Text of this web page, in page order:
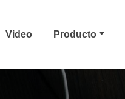
Video Producto